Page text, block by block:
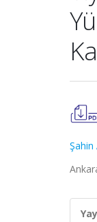
Şahin